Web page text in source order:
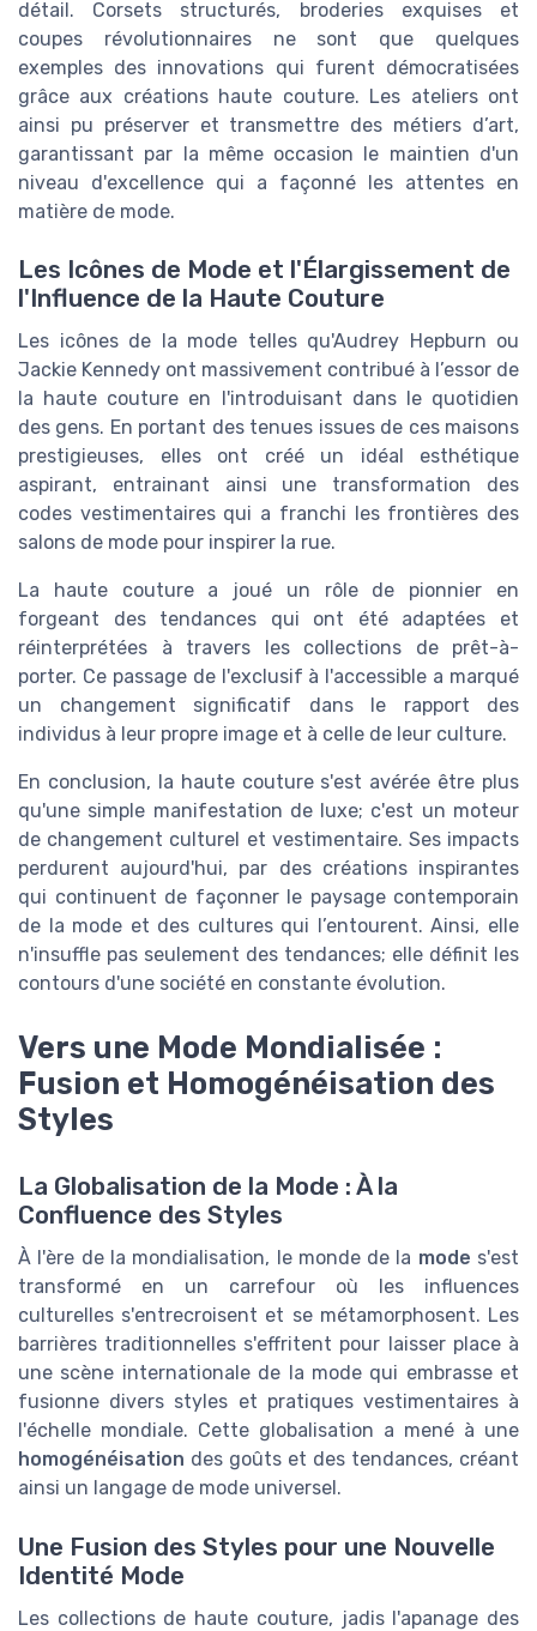
détail. Corsets structurés, broderies exquises et
coupes révolutionnaires ne sont que quelques
exemples des innovations qui furent démocratisées
grâce aux créations haute couture. Les ateliers ont
ainsi pu préserver et transmettre des métiers d’art,
garantissant par la même occasion le maintien d'un
niveau d'excellence qui a façonné les attentes en
matière de mode.
Les Icônes de Mode et l'Élargissement de
l'Influence de la Haute Couture
Les icônes de la mode telles qu'Audrey Hepburn ou
Jackie Kennedy ont massivement contribué à l’essor de
la haute couture en l'introduisant dans le quotidien
des gens. En portant des tenues issues de ces maisons
prestigieuses, elles ont créé un idéal esthétique
aspirant, entrainant ainsi une transformation des
codes vestimentaires qui a franchi les frontières des
salons de mode pour inspirer la rue.
La haute couture a joué un rôle de pionnier en
forgeant des tendances qui ont été adaptées et
réinterprétées à travers les collections de prêt-à-
porter. Ce passage de l'exclusif à l'accessible a marqué
un changement significatif dans le rapport des
individus à leur propre image et à celle de leur culture.
En conclusion, la haute couture s'est avérée être plus
qu'une simple manifestation de luxe; c'est un moteur
de changement culturel et vestimentaire. Ses impacts
perdurent aujourd'hui, par des créations inspirantes
qui continuent de façonner le paysage contemporain
de la mode et des cultures qui l’entourent. Ainsi, elle
n'insuffle pas seulement des tendances; elle définit les
contours d'une société en constante évolution.
Vers une Mode Mondialisée :
Fusion et Homogénéisation des
Styles
La Globalisation de la Mode : À la
Confluence des Styles
À l'ère de la mondialisation, le monde de la mode s'est
transformé en un carrefour où les influences
culturelles s'entrecroisent et se métamorphosent. Les
barrières traditionnelles s'effritent pour laisser place à
une scène internationale de la mode qui embrasse et
fusionne divers styles et pratiques vestimentaires à
l'échelle mondiale. Cette globalisation a mené à une
homogénéisation des goûts et des tendances, créant
ainsi un langage de mode universel.
Une Fusion des Styles pour une Nouvelle
Identité Mode
Les collections de haute couture, jadis l'apanage des